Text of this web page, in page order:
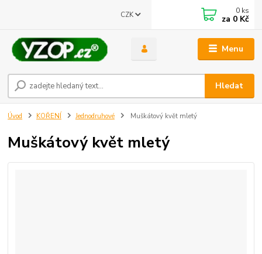
Menu
CZK
Hledat
0 ks
za 0 Kč
Úvod KOŘENÍ Jednodruhové Muškátový květ mletý
Muškátový květ mletý
Získejte slevu
4% za registraci do našeho e shopu
Odeslat
Přeji si odebírat novinky e-mailem dlepodmínek zpracování osobních